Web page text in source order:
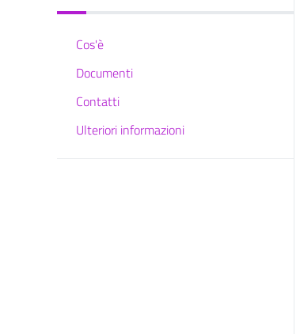
Cos'è
Documenti
Contatti
Ulteriori informazioni